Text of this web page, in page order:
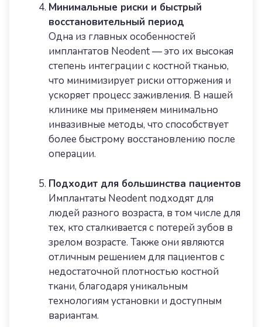
Минимальные риски и быстрый
восстановительный период
Одна из главных особенностей
имплантатов Neodent — это их высокая
степень интеграции с костной тканью,
что минимизирует риски отторжения и
ускоряет процесс заживления. В нашей
клинике мы применяем минимально
инвазивные методы, что способствует
более быстрому восстановлению после
операции.
Подходит для большинства пациентов
Имплантаты Neodent подходят для
людей разного возраста, в том числе для
тех, кто сталкивается с потерей зубов в
зрелом возрасте. Также они являются
отличным решением для пациентов с
недостаточной плотностью костной
ткани, благодаря уникальным
технологиям установки и доступным
вариантам.